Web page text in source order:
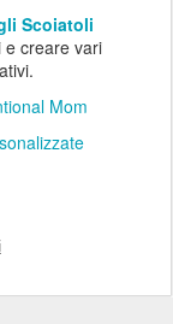
Scoiatoli
e creare vari
Mom